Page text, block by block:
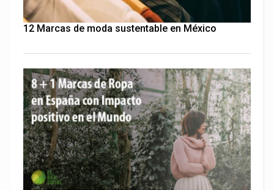
12 Marcas de moda sustentable en México